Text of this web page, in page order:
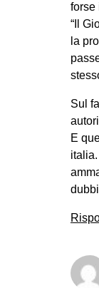
forse
“Il
la
Sul
E